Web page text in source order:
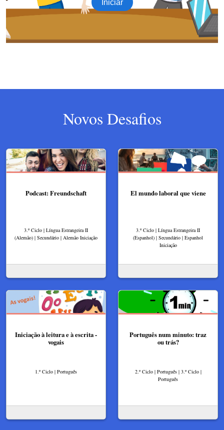
Novos Desafios
Podcast: Freundschaft
3.º Ciclo | Língua Estrangeira II
(Alemão) | Secundário | Alemão Iniciação
El mundo laboral que viene
3.º Ciclo | Língua Estrangeira II
(Espanhol) | Secundário | Espanhol
Iniciação
Iniciação à leitura e à escrita -
vogais
1.º Ciclo | Português
Português num minuto: traz
ou trás?
2.º Ciclo | Português | 3.º Ciclo |
Português